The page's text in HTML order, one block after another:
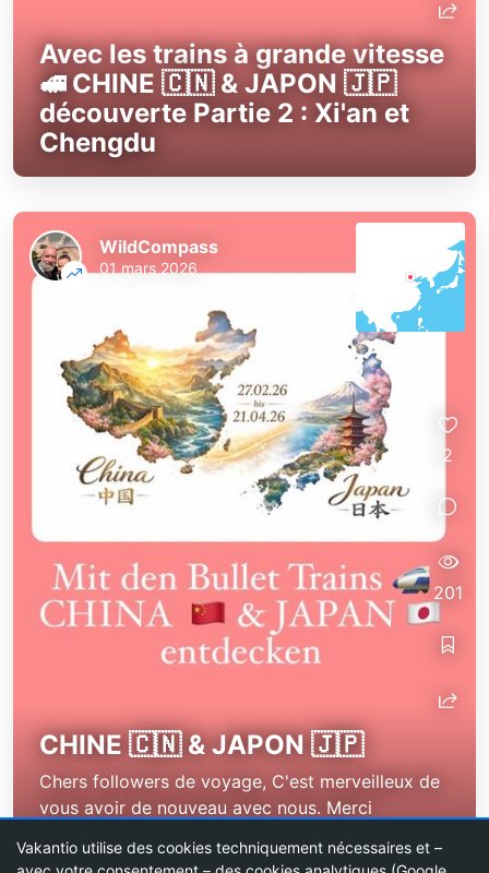
Avec les trains à grande vitesse
🚅 CHINE 🇨🇳 & JAPON 🇯🇵
découverte Partie 2 : Xi'an et
Chengdu
CHINE 🇨🇳 & JAPON 🇯🇵
Chers followers de voyage, C'est merveilleux de
vous avoir de nouveau avec nous. Merci
WildCompass
01 mars 2026
2
201
Vakantio utilise des cookies techniquement nécessaires et –